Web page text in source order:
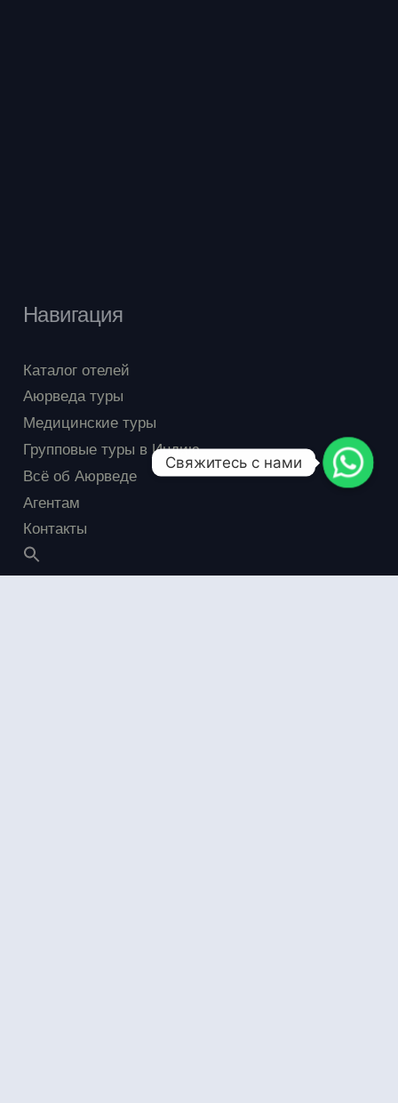
Навигация
Каталог отелей
Аюрведа туры
Медицинские туры
Групповые туры в Индию
Всё об Аюрведе
Агентам
Контакты
Свяжитесь с нами